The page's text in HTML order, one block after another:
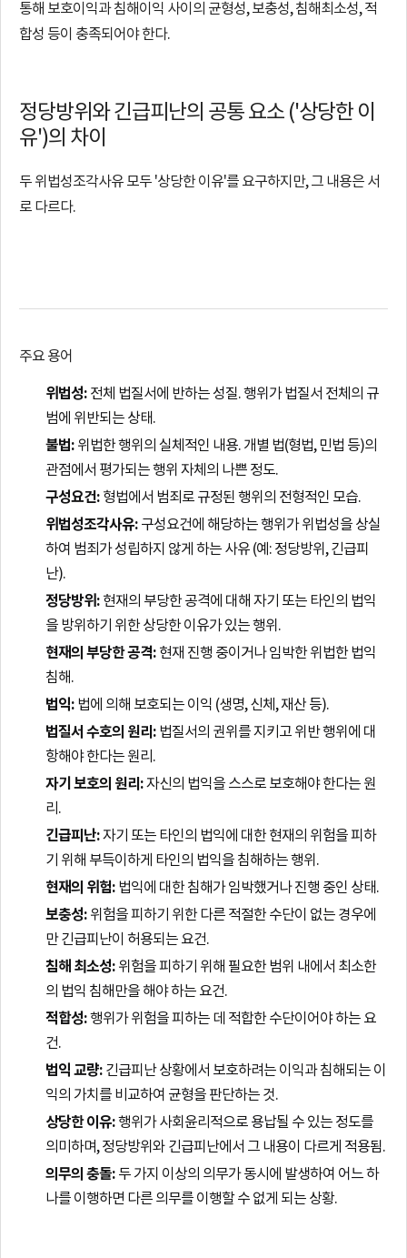
통해 보호이익과 침해이익 사이의 균형성, 보충성, 침해최소성, 적
합성 등이 충족되어야 한다.
정당방위와 긴급피난의 공통 요소 ('상당한 이
유')의 차이
두 위법성조각사유 모두 '상당한 이유'를 요구하지만, 그 내용은 서
로 다르다.
주요 용어
위법성: 전체 법질서에 반하는 성질. 행위가 법질서 전체의 규
범에 위반되는 상태.
불법: 위법한 행위의 실체적인 내용. 개별 법(형법, 민법 등)의
관점에서 평가되는 행위 자체의 나쁜 정도.
구성요건: 형법에서 범죄로 규정된 행위의 전형적인 모습.
위법성조각사유: 구성요건에 해당하는 행위가 위법성을 상실
하여 범죄가 성립하지 않게 하는 사유 (예: 정당방위, 긴급피
난).
정당방위: 현재의 부당한 공격에 대해 자기 또는 타인의 법익
을 방위하기 위한 상당한 이유가 있는 행위.
현재의 부당한 공격: 현재 진행 중이거나 임박한 위법한 법익
침해.
법익: 법에 의해 보호되는 이익 (생명, 신체, 재산 등).
법질서 수호의 원리: 법질서의 권위를 지키고 위반 행위에 대
항해야 한다는 원리.
자기 보호의 원리:자신의 법익을 스스로 보호해야 한다는 원
리.
긴급피난:자기 또는 타인의 법익에 대한 현재의 위험을 피하
기 위해 부득이하게 타인의 법익을 침해하는 행위.
현재의 위험: 법익에 대한 침해가 임박했거나 진행 중인 상태.
보충성: 위험을 피하기 위한 다른 적절한 수단이 없는 경우에
만 긴급피난이 허용되는 요건.
침해 최소성: 위험을 피하기 위해 필요한 범위 내에서 최소한
의 법익 침해만을 해야 하는 요건.
적합성:행위가 위험을 피하는 데 적합한 수단이어야 하는 요
건.
법익 교량: 긴급피난 상황에서 보호하려는 이익과 침해되는 이
익의 가치를 비교하여 균형을 판단하는 것.
상당한 이유:행위가 사회윤리적으로 용납될 수 있는 정도를
의미하며, 정당방위와 긴급피난에서 그 내용이 다르게 적용됨.
의무의 충돌: 두 가지 이상의 의무가 동시에 발생하여 어느 하
나를 이행하면 다른 의무를 이행할 수 없게 되는 상황.